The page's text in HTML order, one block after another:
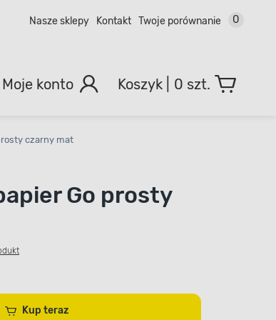
Nasze sklepy Kontakt Twoje porównanie 0
Moje konto 0 szt.
czarny mat
Go prosty
Kup teraz